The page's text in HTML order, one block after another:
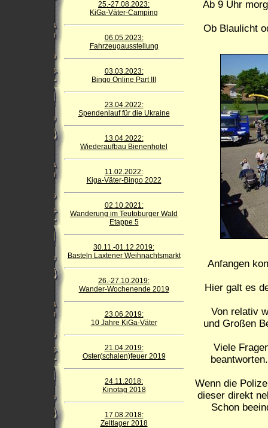
25.-27.08.2023:
KiGa-Väter-Camping
06.05.2023:
Fahrzeugausstellung
03.03.2023:
Bingo Online Part III
23.04.2022:
Spendenlauf für die Ukraine
13.04.2022:
Wiederaufbau Bienenhotel
11.02.2022:
Kiga-Väter-Bingo 2022
02.10.2021:
Wanderung im Teutoburger Wald
Etappe 5
30.11.-01.12.2019:
Basteln Laxtener Weihnachtsmarkt
26.-27.10.2019:
Wander-Wochenende 2019
23.06.2019:
10 Jahre KiGa-Väter
21.04.2019:
Oster(schalen)feuer 2019
24.11.2018:
Kinotag 2018
17.08.2018:
Zeltlager 2018
Ab 9 Uhr
Ob Blaulicht
Anfangen
Hier galt es
Von relativ
und Großen
Viele
Wenn die
dieser direkt
Schon